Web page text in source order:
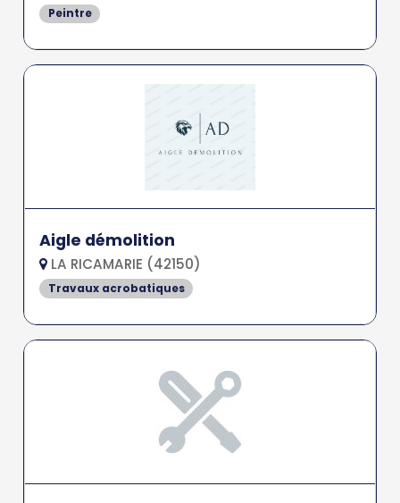
Peintre
Aigle démolition
LA RICAMARIE (42150)
Travaux acrobatiques